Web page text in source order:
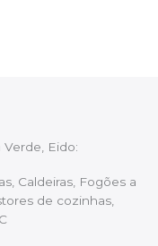
Eido:
Caldeiras, Fogões a
de cozinhas,